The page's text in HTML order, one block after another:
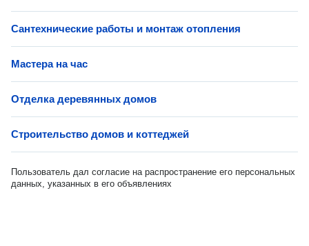
Сантехнические работы и монтаж отопления
Мастера на час
Отделка деревянных домов
Строительство домов и коттеджей
Пользователь дал согласие на распространение его персональных
данных, указанных в его объявлениях